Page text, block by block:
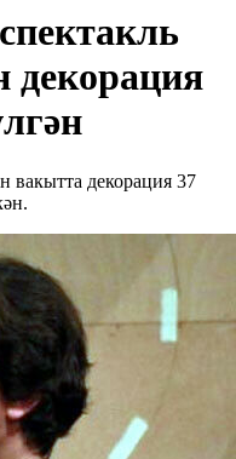
декорация
вакытта декорация 37